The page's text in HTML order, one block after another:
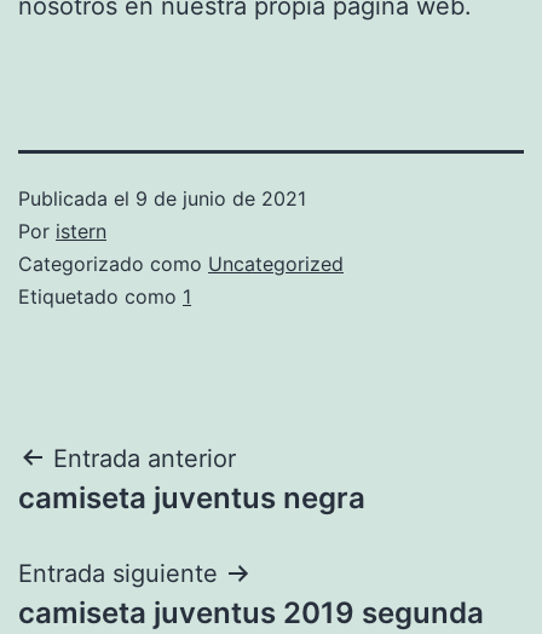
Publicada el 9 de junio de 2021
Por istern
Categorizado como Uncategorized
Etiquetado como 1
Navegación
de
entradas
Entrada anterior
camiseta juventus negra
Entrada siguiente
camiseta juventus 2019 segunda